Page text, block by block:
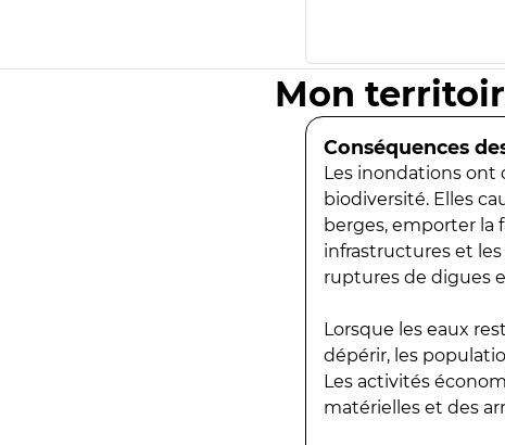
Mon
Conséquences
Les inondations ont
biodiversité. Elles
berges, emporter la
infrastructures et
ruptures de digues
Lorsque les eaux
dépérir, les
Les activités
matérielles et des